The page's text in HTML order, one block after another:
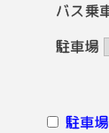
バス乗
駐車場
駐車